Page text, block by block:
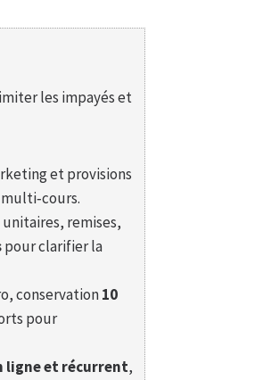
les impayés et
et provisions
remises,
pour clarifier la
conservation10
pour
ligne et récurrent,